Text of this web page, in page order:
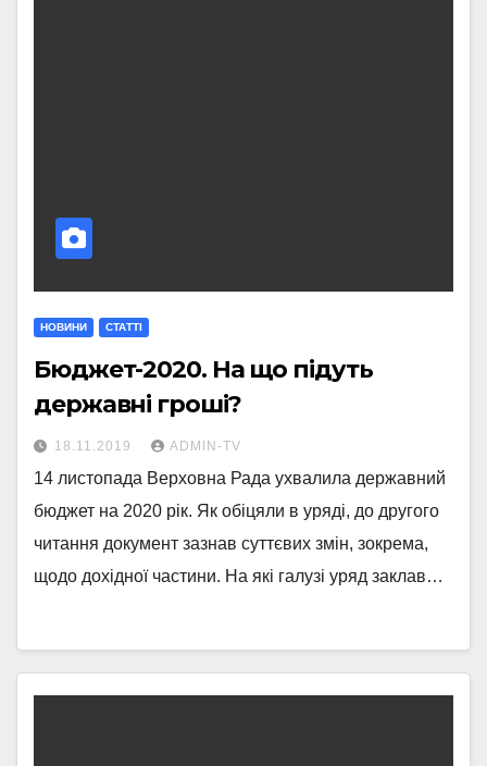
НОВИНИ СТАТТI
Бюджет-2020. На що підуть
державні гроші?
18.11.2019 ADMIN-TV
14 листопада Верховна Рада ухвалила державний
бюджет на 2020 рік. Як обіцяли в уряді, до другого
читання документ зазнав суттєвих змін, зокрема,
щодо дохідної частини. На які галузі уряд заклав…